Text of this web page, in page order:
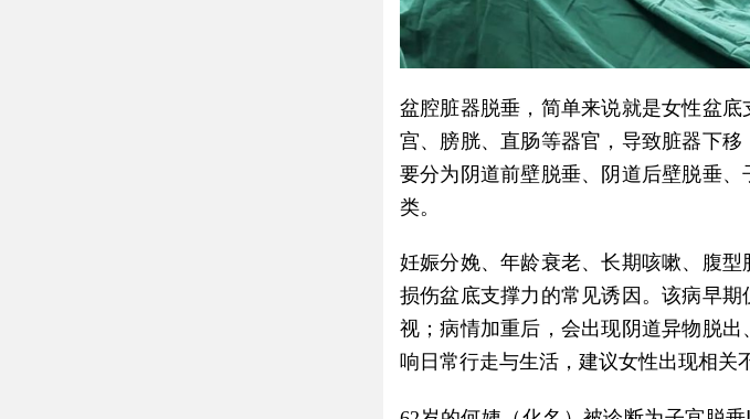
盆腔脏器脱垂，简单来说就是女性盆
宫、膀胱、直肠等器官，导致脏器下
要分为阴道前壁脱垂、阴道后壁脱垂
类。
妊娠分娩、年龄衰老、长期咳嗽、腹
损伤盆底支撑力的常见诱因。该病早
视；病情加重后，会出现阴道异物脱
响日常行走与生活，建议女性出现相关